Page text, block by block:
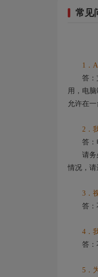
常见
1．AI
答：支
用，电
允许在一
2．我
答：电
请务必
情况，请
3．视
答：不
4．我
答：
5．为